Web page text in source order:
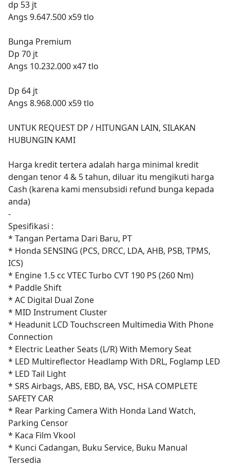
dp 53 jt
Angs 9.647.500 x59 tlo
Bunga Premium
Dp 70 jt
Angs 10.232.000 x47 tlo
Dp 64 jt
Angs 8.968.000 x59 tlo
UNTUK REQUEST DP / HITUNGAN LAIN, SILAKAN
HUBUNGIN KAMI
Harga kredit tertera adalah harga minimal kredit
dengan tenor 4 & 5 tahun, diluar itu mengikuti harga
Cash (karena kami mensubsidi refund bunga kepada
anda)
-
Spesifikasi :
* Tangan Pertama Dari Baru, PT
* Honda SENSING (PCS, DRCC, LDA, AHB, PSB, TPMS,
ICS)
* Engine 1.5 cc VTEC Turbo CVT 190 PS (260 Nm)
* Paddle Shift
* AC Digital Dual Zone
* MID Instrument Cluster
* Headunit LCD Touchscreen Multimedia With Phone
Connection
* Electric Leather Seats (L/R) With Memory Seat
* LED Multireflector Headlamp With DRL, Foglamp LED
* LED Tail Light
* SRS Airbags, ABS, EBD, BA, VSC, HSA COMPLETE
SAFETY CAR
* Rear Parking Camera With Honda Land Watch,
Parking Censor
* Kaca Film Vkool
* Kunci Cadangan, Buku Service, Buku Manual
Tersedia